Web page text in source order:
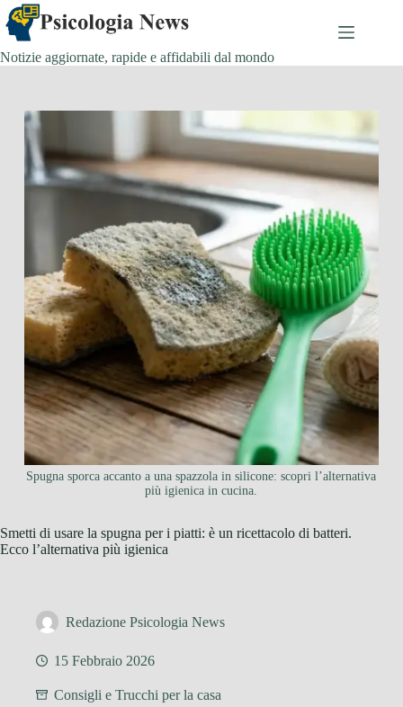
Salta
al
contenuto
Notizie aggiornate, rapide e affidabili dal mondo
Spugna sporca accanto a una spazzola in silicone: scopri l’alternativa
più igienica in cucina.
Smetti di usare la spugna per i piatti: è un ricettacolo di batteri.
Ecco l’alternativa più igienica
Redazione Psicologia News
15 Febbraio 2026
Consigli e Trucchi per la casa